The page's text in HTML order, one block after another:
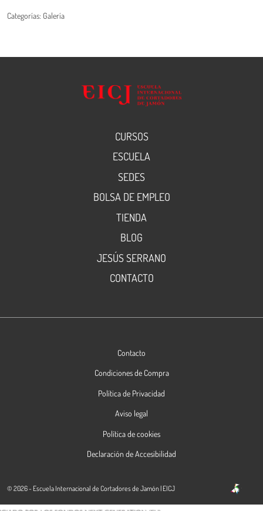
Categorías: Galería
CURSOS
ESCUELA
SEDES
BOLSA DE EMPLEO
TIENDA
BLOG
JESÚS SERRANO
CONTACTO
Contacto
Condiciones de Compra
Política de Privacidad
Aviso legal
Política de cookies
Declaración de Accesibilidad
© 2026 - Escuela Internacional de Cortadores de Jamón | EICJ